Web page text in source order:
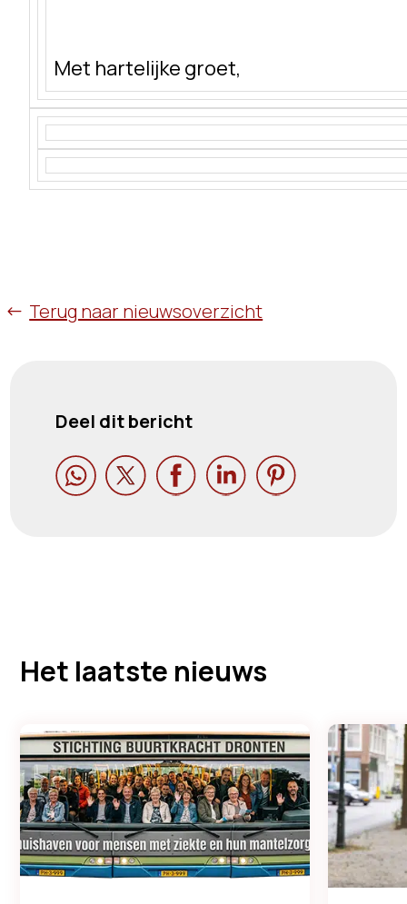
Met hartelijke groet,
Terug naar nieuwsoverzicht
Deel dit bericht
    
Het laatste nieuws